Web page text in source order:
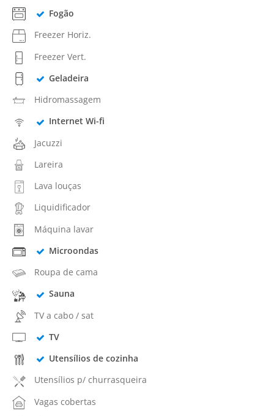
Fogão
Freezer Horiz.
Freezer Vert.
Geladeira
Hidromassagem
Internet Wi-fi
Jacuzzi
Lareira
Lava louças
Liquidificador
Máquina lavar
Microondas
Roupa de cama
Sauna
TV a cabo / sat
TV
Utensílios de cozinha
Utensílios p/ churrasqueira
Vagas cobertas